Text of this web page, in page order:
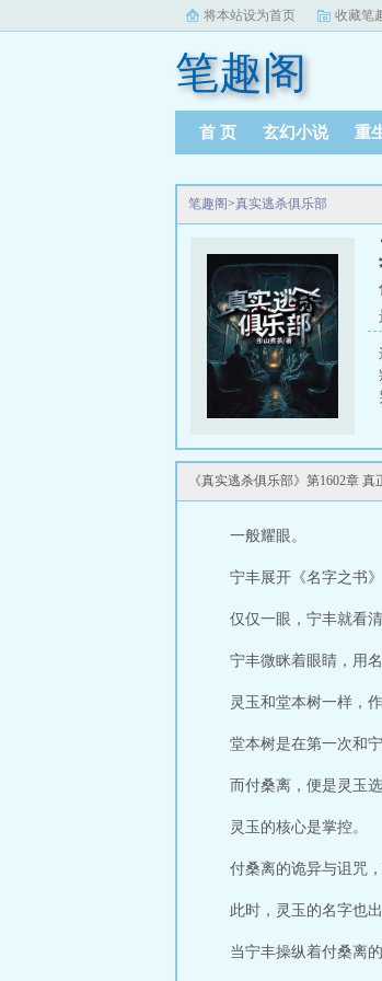
将本站设为首页 收藏笔
笔趣阁
首 页 玄幻小说 重
笔趣阁>真实逃杀俱乐部
《真实逃杀俱乐部》第1602章 真
一般耀眼。
宁丰展开《名字之书
仅仅一眼，宁丰就看
宁丰微眯着眼睛，用
灵玉和堂本树一样，
堂本树是在第一次和
而付桑离，便是灵玉
灵玉的核心是掌控。
付桑离的诡异与诅咒
此时，灵玉的名字也
当宁丰操纵着付桑离